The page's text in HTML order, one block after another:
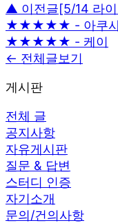
▲ 이전글[5/14 라
★★★★★ - 아쿠
★★★★★ - 케이
← 전체글보기
게시판
전체 글
공지사항
자유게시판
질문 & 답변
스터디 인증
자기소개
문의/건의사항